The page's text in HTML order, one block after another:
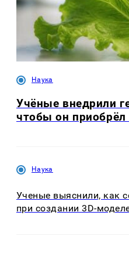
Наука
Учёные внедрили
чтобы он приобрёл
Наука
Ученые выяснили, как
при создании 3D-